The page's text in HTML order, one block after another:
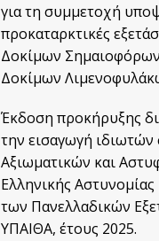
για τη συμμετοχή
προκαταρκτικές
Δοκίμων
Δοκίμων
Έκδοση προκήρυξης
την εισαγωγή ιδιωτών
Αξιωματικών και
Ελληνικής
των Πανελλαδικών
ΥΠΑΙΘΑ, έτους 2025.